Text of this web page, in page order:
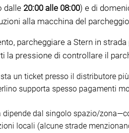
dalle 20:00 alle 08:00) e di
alla macchina del
parcheggiare a Stern in
la pressione di controllare il
un ticket presso il distributore
supporta spesso pagamenti
dipende dal singolo spazio/
locali (alcune strade